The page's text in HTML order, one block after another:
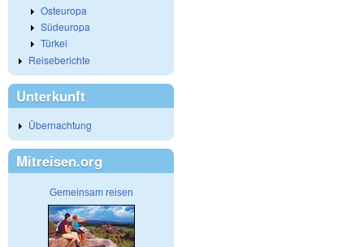
Osteuropa
Südeuropa
Türkei
Reiseberichte
Unterkunft
Übernachtung
Mitreisen.org
Gemeinsam reisen